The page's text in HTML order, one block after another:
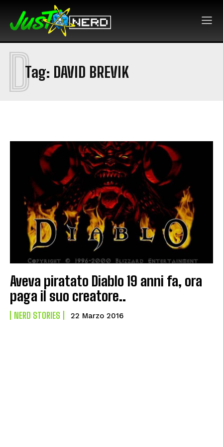
Tag: DAVID BREVIK
D
Aveva piratato Diablo 19 anni fa, ora
paga il suo creatore..
NERD STORIES 22 Marzo 2016